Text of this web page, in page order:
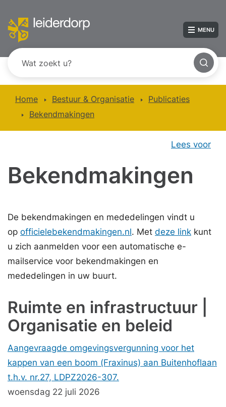
MENU
Home Bestuur & Organisatie
Publicaties
Bekendmakingen
Lees voor
Bekendmakingen
De bekendmakingen en mededelingen vindt u
op officielebekendmakingen.nl. Met deze link kunt
u zich aanmelden voor een automatische e-
mailservice voor bekendmakingen en
mededelingen in uw buurt.
Ruimte en infrastructuur |
Organisatie en beleid
Aangevraagde omgevingsvergunning voor het
kappen van een boom (Fraxinus) aan Buitenhoflaan
t.h.v. nr.27, LDPZ2026-307.
woensdag 22 juli 2026